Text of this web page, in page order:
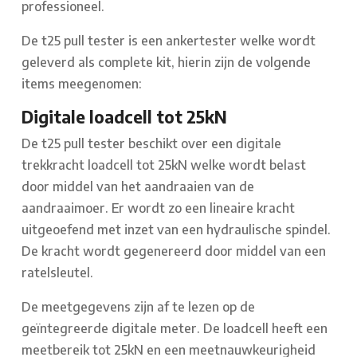
professioneel.
De t25 pull tester is een ankertester welke wordt
geleverd als complete kit, hierin zijn de volgende
items meegenomen:
Digitale loadcell tot 25kN
De t25 pull tester beschikt over een digitale
trekkracht loadcell tot 25kN welke wordt belast
door middel van het aandraaien van de
aandraaimoer. Er wordt zo een lineaire kracht
uitgeoefend met inzet van een hydraulische spindel.
De kracht wordt gegenereerd door middel van een
ratelsleutel.
De meetgegevens zijn af te lezen op de
geïntegreerde digitale meter. De loadcell heeft een
meetbereik tot 25kN en een meetnauwkeurigheid